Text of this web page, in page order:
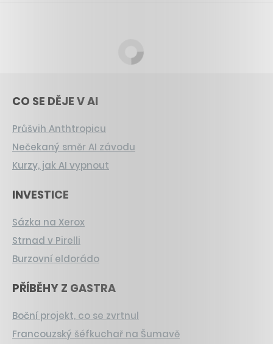
CO SE DĚJE V AI
Průšvih Anthtropicu
Nečekaný směr AI závodu
Kurzy, jak AI vypnout
INVESTICE
Sázka na Xerox
Strnad v Pirelli
Burzovní eldorádo
PŘÍBĚHY Z GASTRA
Boční projekt, co se zvrtnul
Francouzský šéfkuchař na Šumavě